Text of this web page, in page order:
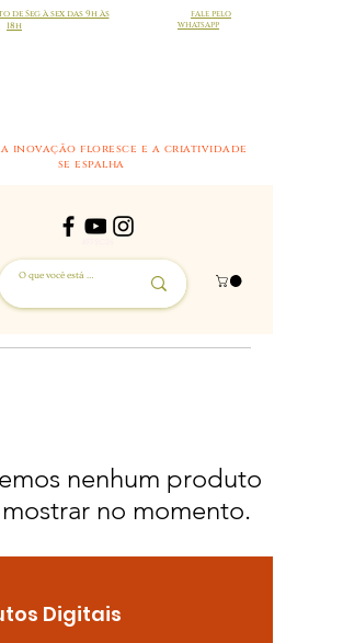
a inovação floresce e a criatividade
se espalha
de Seg à sex das 9h às
18h
FALE PELO
WHATSAPP
nenhum produto
no momento.
Digitais